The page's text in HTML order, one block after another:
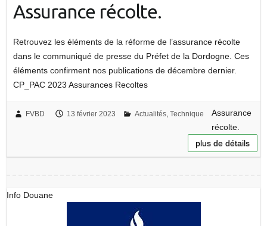
Assurance récolte.
Retrouvez les éléments de la réforme de l’assurance récolte
dans le communiqué de presse du Préfet de la Dordogne. Ces
éléments confirment nos publications de décembre dernier.
CP_PAC 2023 Assurances Recoltes
FVBD 13 février 2023 Actualités, Technique
Assurance
récolte.
plus de détails
Info Douane